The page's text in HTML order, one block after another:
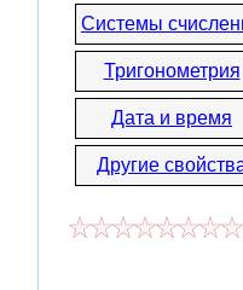
Системы
Тригонометрия
Дата и время
Другие